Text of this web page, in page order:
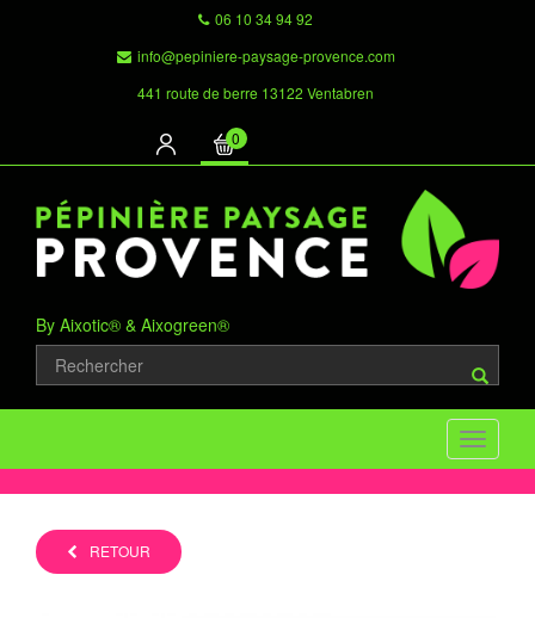
06 10 34 94 92
info@pepiniere-paysage-provence.com
441 route de berre 13122 Ventabren
0
By Aixotic® & Aixogreen®
Toggle
RETOUR